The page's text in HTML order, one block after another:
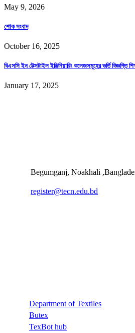
May 9, 2026
শোক সংবাদ
October 16, 2025
বিএসসি ইন টেক্সটাইল ইঞ্জিনিয়ারিং কলেজসমূহের ভর্তি বিজ্ঞপ্তি
January 17, 2025
Begumganj, Noakhali
register@tecn.edu.bd
Department of Textiles
Butex
TexBot hub